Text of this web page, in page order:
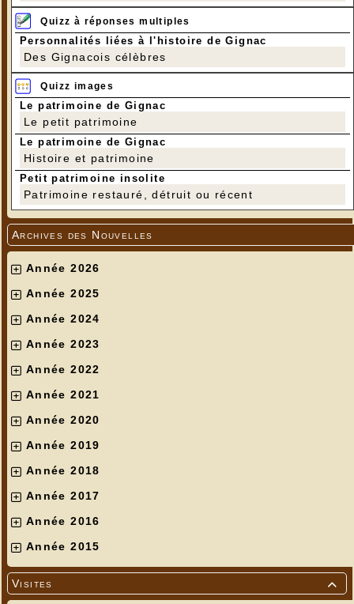
Quizz à réponses multiples
Personnalités liées à l'histoire de Gignac
Des Gignacois célèbres
Quizz images
Le patrimoine de Gignac
Le petit patrimoine
Le patrimoine de Gignac
Histoire et patrimoine
Petit patrimoine insolite
Patrimoine restauré, détruit ou récent
Archives des Nouvelles
Année 2026
Année 2025
Année 2024
Année 2023
Année 2022
Année 2021
Année 2020
Année 2019
Année 2018
Année 2017
Année 2016
Année 2015

Visites